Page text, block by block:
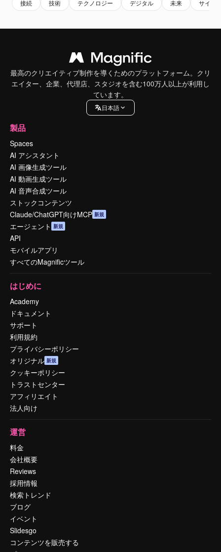
接続 技術 テクノロジー デジタル 未来 サイバ
最高のクリエイティブ制作を導くためのプラットフォーム。クリ
エイター、企業、代理店、スタジオを含む100万人以上が利用し
ています。
日本語
製品
Spaces
AI アシスタント
AI 画像生成ツール
AI 動画生成ツール
AI 音声合成ツール
ストックコンテンツ
Claude/ChatGPT向けMCP 新規
エージェント 新規
API
モバイルアプリ
すべてのMagnificツール
はじめに
Academy
ドキュメント
サポート
利用規約
プライバシーポリシー
オリジナル 新規
クッキーポリシー
トラストセンター
アフィリエイト
法人向け
運営
料金
会社概要
Reviews
採用情報
検索トレンド
ブログ
イベント
Slidesgo
コンテンツを販売する